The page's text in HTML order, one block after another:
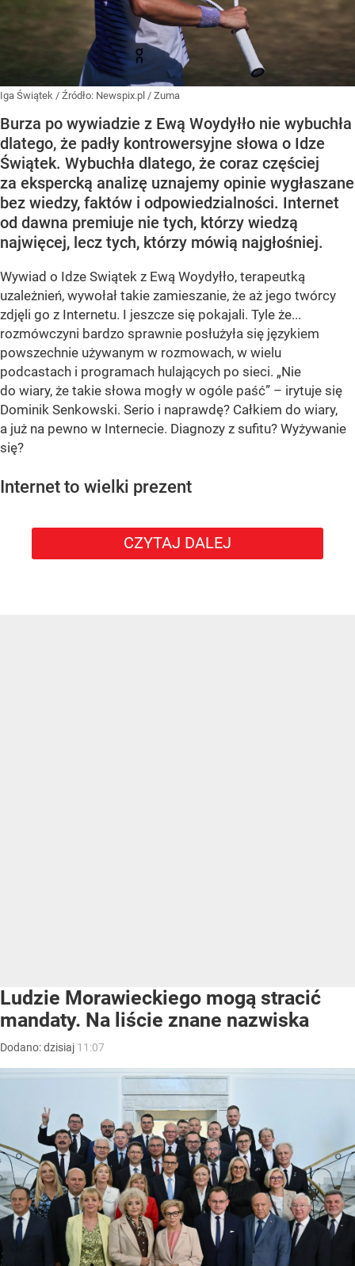
Iga Świątek / Źródło: Newspix.pl / Zuma
Burza po wywiadzie z Ewą Woydyłło nie wybuchła
dlatego, że padły kontrowersyjne słowa o Idze
Świątek. Wybuchła dlatego, że coraz częściej
za ekspercką analizę uznajemy opinie wygłaszane
bez wiedzy, faktów i odpowiedzialności. Internet
od dawna premiuje nie tych, którzy wiedzą
najwięcej, lecz tych, którzy mówią najgłośniej.
Wywiad o Idze Swiątek z Ewą Woydyłło, terapeutką
uzależnień, wywołał takie zamieszanie, że aż jego twórcy
zdjęli go z Internetu. I jeszcze się pokajali. Tyle że...
rozmówczyni bardzo sprawnie posłużyła się językiem
powszechnie używanym w rozmowach, w wielu
podcastach i programach hulających po sieci. „Nie
do wiary, że takie słowa mogły w ogóle paść” – irytuje się
Dominik Senkowski. Serio i naprawdę? Całkiem do wiary,
a już na pewno w Internecie. Diagnozy z sufitu? Wyżywanie
się?
Internet to wielki prezent
CZYTAJ DALEJ
Ludzie Morawieckiego mogą stracić
mandaty. Na liście znane nazwiska
Dodano:dzisiaj 11:07